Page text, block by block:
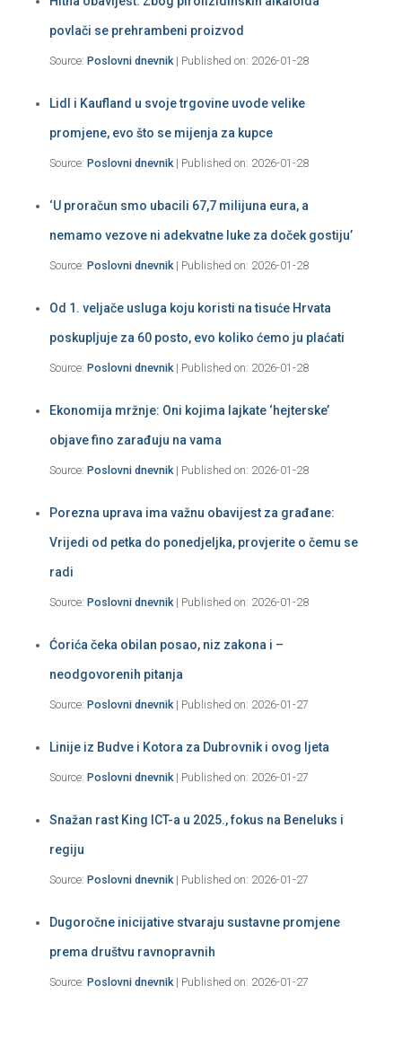
povlači se prehrambeni proizvod
Source: Poslovni dnevnik Published on: 2026-01-28
Lidl i Kaufland u svoje trgovine uvode velike
promjene, evo što se mijenja za kupce
Source: Poslovni dnevnik Published on: 2026-01-28
‘U proračun smo ubacili 67,7 milijuna eura, a
nemamo vezove ni adekvatne luke za doček gostiju’
Source: Poslovni dnevnik Published on: 2026-01-28
Od 1. veljače usluga koju koristi na tisuće Hrvata
poskupljuje za 60 posto, evo koliko ćemo ju plaćati
Source: Poslovni dnevnik Published on: 2026-01-28
Ekonomija mržnje: Oni kojima lajkate ‘hejterske’
objave fino zarađuju na vama
Source: Poslovni dnevnik Published on: 2026-01-28
Porezna uprava ima važnu obavijest za građane:
Vrijedi od petka do ponedjeljka, provjerite o čemu se
radi
Source: Poslovni dnevnik Published on: 2026-01-28
Ćorića čeka obilan posao, niz zakona i –
neodgovorenih pitanja
Source: Poslovni dnevnik Published on: 2026-01-27
Linije iz Budve i Kotora za Dubrovnik i ovog ljeta
Source: Poslovni dnevnik Published on: 2026-01-27
Snažan rast King ICT-a u 2025., fokus na Beneluks i
regiju
Source: Poslovni dnevnik Published on: 2026-01-27
Dugoročne inicijative stvaraju sustavne promjene
prema društvu ravnopravnih
Source: Poslovni dnevnik Published on: 2026-01-27